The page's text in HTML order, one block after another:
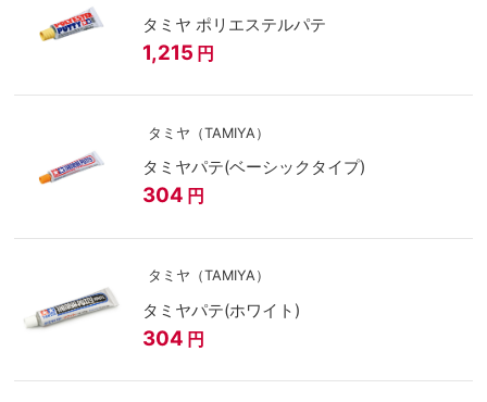
タミヤ ポリエステルパテ
1,215 円
タミヤ（TAMIYA）
タミヤパテ(ベーシックタイプ)
304 円
タミヤ（TAMIYA）
タミヤパテ(ホワイト)
304 円